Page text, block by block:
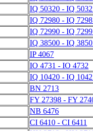
IQ 50320 - IQ
IQ 72980 - IQ
IQ 72990 - IQ
IQ 38500 - IQ
IP 4067
IO 4731 - IO 4732
IQ 10420 - IQ
BN 2713
FY 27398 - FY
NB 6476
CI 6410 - CI 6411